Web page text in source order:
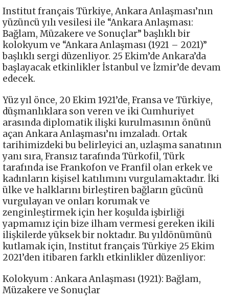
Institut français Türkiye, Ankara Anlaşması’nın
yüzüncü yılı vesilesi ile “Ankara Anlaşması:
Bağlam, Müzakere ve Sonuçlar” başlıklı bir
kolokyum ve “Ankara Anlaşması (1921 – 2021)”
başlıklı sergi düzenliyor. 25 Ekim’de Ankara’da
başlayacak etkinlikler İstanbul ve İzmir’de devam
edecek.
Yüz yıl önce, 20 Ekim 1921’de, Fransa ve Türkiye,
düşmanlıklara son veren ve iki Cumhuriyet
arasında diplomatik ilişki kurulmasının önünü
açan Ankara Anlaşması’nı imzaladı. Ortak
tarihimizdeki bu belirleyici an, uzlaşma sanatının
yanı sıra, Fransız tarafında Türkofil, Türk
tarafında ise Frankofon ve Franfil olan erkek ve
kadınların kişisel katılımını vurgulamaktadır. İki
ülke ve halklarını birleştiren bağların gücünü
vurgulayan ve onları korumak ve
zenginleştirmek için her koşulda işbirliği
yapmamız için bize ilham vermesi gereken ikili
ilişkilerde yüksek bir noktadır. Bu yıldönümünü
kutlamak için, Institut français Türkiye 25 Ekim
2021’den itibaren farklı etkinlikler düzenliyor:
Kolokyum : Ankara Anlaşması (1921): Bağlam,
Müzakere ve Sonuçlar